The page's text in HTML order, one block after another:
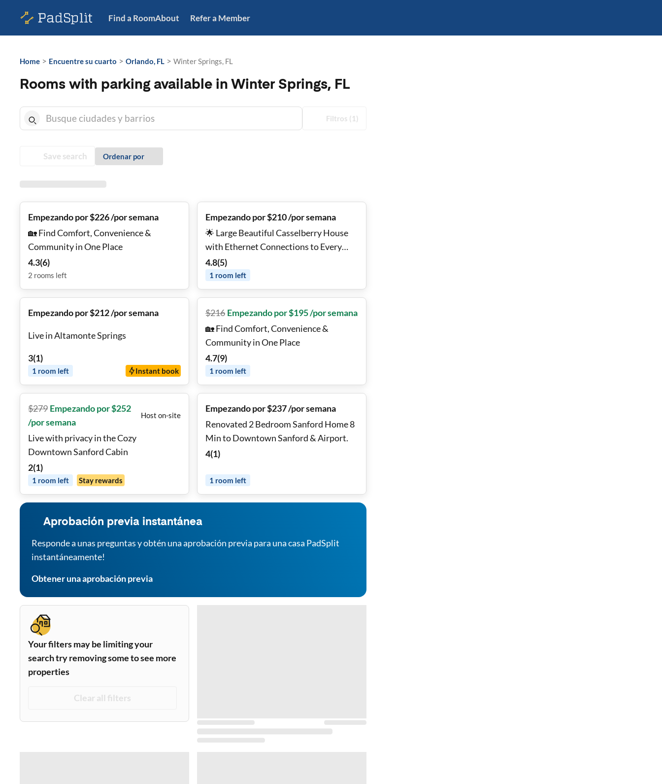
Find a RoomAbout Refer a Member
Home > Encuentre su cuarto > Orlando, FL > Winter Springs, FL
Rooms with parking available in Winter Springs, FL
Filtros (1)
Save search Ordenar por
Empezando por $226 /por semana
🏡 Find Comfort, Convenience &
Community in One Place
4.3(6)
2 rooms left
Empezando por $210 /por semana
🌟 Large Beautiful Casselberry House
with Ethernet Connections to Every
4.8(5)
1 room left
Empezando por $212 /por semana
Live in Altamonte Springs
3(1)
1 room left Instant book
$216 Empezando por $195 /por semana
🏡 Find Comfort, Convenience &
Community in One Place
4.7(9)
1 room left
$279 Empezando por $252
/por semana
Host on-site
Live with privacy in the Cozy
Downtown Sanford Cabin
2(1)
1 room left Stay rewards
Empezando por $237 /por semana
Renovated 2 Bedroom Sanford Home 8
Min to Downtown Sanford & Airport.
4(1)
1 room left
Aprobación previa instantánea
Responde a unas preguntas y obtén una aprobación previa para una casa PadSplit
instantáneamente!
Obtener una aprobación previa
Your filters may be limiting your
search try removing some to see more
properties
Clear all filters